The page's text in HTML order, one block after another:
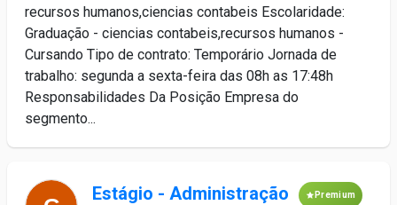
recursos humanos,ciencias contabeis Escolaridade:
Graduação - ciencias contabeis,recursos humanos -
Cursando Tipo de contrato: Temporário Jornada de
trabalho: segunda a sexta-feira das 08h as 17:48h
Responsabilidades Da Posição Empresa do
segmento...
Estágio - Administração Premium